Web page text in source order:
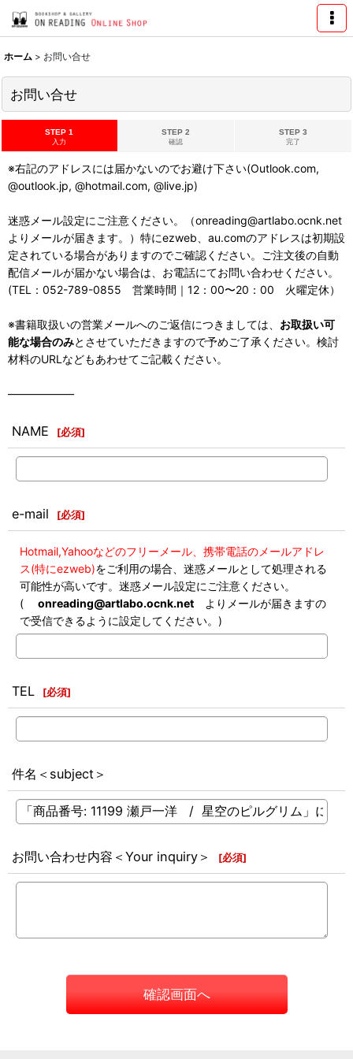
ホーム > お問い合せ
お問い合せ
STEP 1
入力
STEP 2
確認
STEP 3
完了
※右記のアドレスには届かないのでお避け下さい(Outlook.com,
@outlook.jp, @hotmail.com, @live.jp)
迷惑メール設定にご注意ください。（onreading@artlabo.ocnk.net
よりメールが届きます。）特にezweb、au.comのアドレスは初期設
定されている場合がありますのでご確認ください。ご注文後の自動
配信メールが届かない場合は、お電話にてお問い合わせください。
(TEL：052-789-0855 営業時間｜12：00〜20：00 火曜定休）
※書籍取扱いの営業メールへのご返信につきましては、 お取扱い可
能な場合のみとさせていただきますので予めご了承ください。検討
材料のURLなどもあわせてご記載ください。
――――――
NAME [必須]
e-mail [必須]
Hotmail,Yahooなどのフリーメール、携帯電話のメールアドレ
ス(特にezweb)をご利用の場合、迷惑メールとして処理される
可能性が高いです。迷惑メール設定にご注意ください。
( onreading@artlabo.ocnk.net よりメールが届きますの
で受信できるように設定してください。)
TEL [必須]
件名＜subject＞
お問い合わせ内容＜Your inquiry＞ [必須]
確認画面へ